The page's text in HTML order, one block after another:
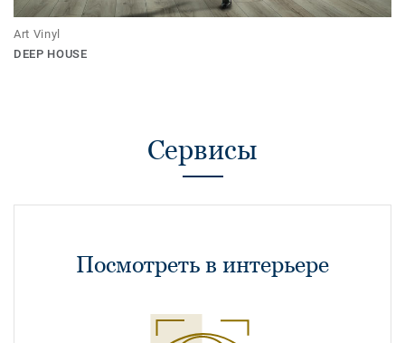
Art Vinyl
DEEP HOUSE
Сервисы
Посмотреть в интерьере